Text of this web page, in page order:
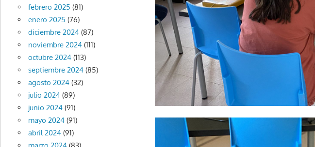
febrero 2025 (81)
enero 2025 (76)
diciembre 2024(87)
noviembre 2024(111)
octubre 2024(113)
septiembre 2024(85)
agosto 2024(32)
julio 2024(89)
junio 2024(91)
mayo 2024(91)
abril 2024(91)